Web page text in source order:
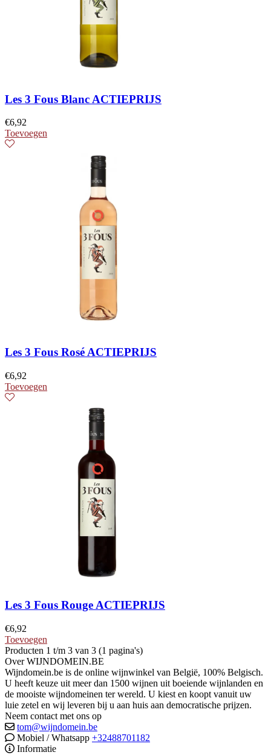
Les 3 Fous Blanc ACTIEPRIJS
€6,92
Toevoegen
Les 3 Fous Rosé ACTIEPRIJS
€6,92
Toevoegen
Les 3 Fous Rouge ACTIEPRIJS
€6,92
Toevoegen
Producten 1 t/m 3 van 3 (1 pagina's)
Over WIJNDOMEIN.BE
Wijndomein.be is de online wijnwinkel van België, 100% Belgisch.
U heeft keuze uit meer dan 1500 wijnen uit boeiende wijnlanden en
de mooiste wijndomeinen ter wereld. U kiest en koopt vanuit uw
luie zetel en wij leveren bij u aan huis aan democratische prijzen.
Neem contact met ons op
tom@wijndomein.be
Mobiel / Whatsapp +32488701182
Informatie